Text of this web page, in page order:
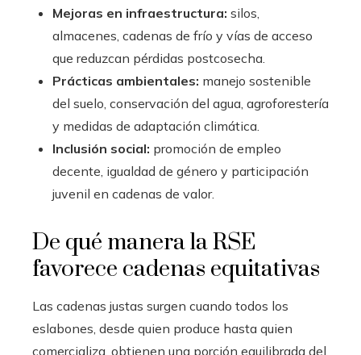
Mejoras en infraestructura: silos,
almacenes, cadenas de frío y vías de acceso
que reduzcan pérdidas postcosecha.
Prácticas ambientales: manejo sostenible
del suelo, conservación del agua, agroforestería
y medidas de adaptación climática.
Inclusión social: promoción de empleo
decente, igualdad de género y participación
juvenil en cadenas de valor.
De qué manera la RSE
favorece cadenas equitativas
Las cadenas justas surgen cuando todos los
eslabones, desde quien produce hasta quien
comercializa, obtienen una porción equilibrada del